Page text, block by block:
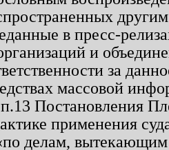
в пресс-
и
за
массовой
п.13 Постановления
применения
делам, вытекающим